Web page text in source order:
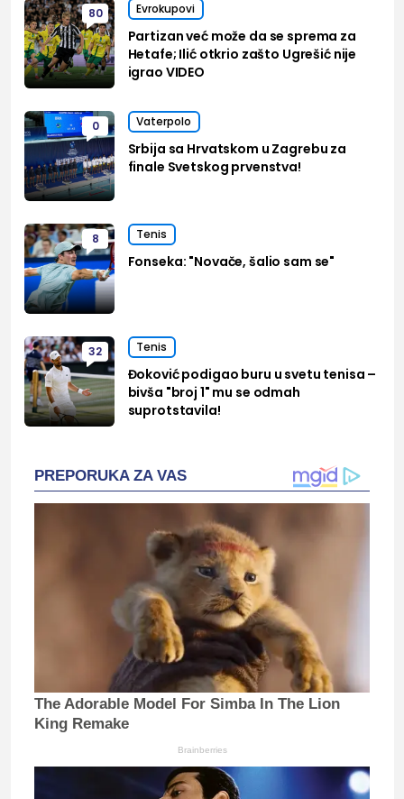
80 Evrokupovi
Partizan već može da se sprema za
Hetafe; Ilić otkrio zašto Ugrešić nije
igrao VIDEO
0 Vaterpolo
Srbija sa Hrvatskom u Zagrebu za
finale Svetskog prvenstva!
8 Tenis
Fonseka: "Novače, šalio sam se"
32 Tenis
Đoković podigao buru u svetu tenisa –
bivša "broj 1" mu se odmah
suprotstavila!
PREPORUKA ZA VAS
The Adorable Model For Simba In The Lion
King Remake
Brainberries